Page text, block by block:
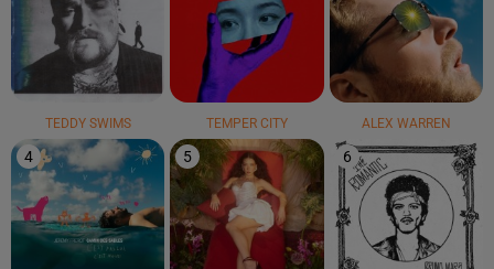
TEDDY SWIMS TEMPER CITY ALEX WARREN
4 5 6